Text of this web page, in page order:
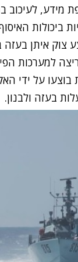
מידע, לעיכוב
ביכולות
איתן בעזה
למערכות
על ידי
בעזה ולבנון.